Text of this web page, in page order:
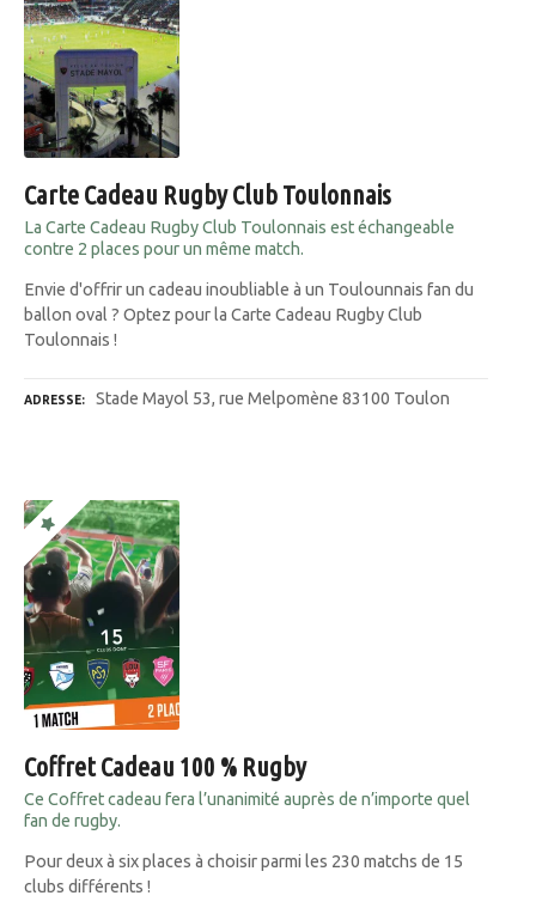
Carte Cadeau Rugby Club Toulonnais
La Carte Cadeau Rugby Club Toulonnais est échangeable
contre 2 places pour un même match.
Envie d'offrir un cadeau inoubliable à un Toulounnais fan du
ballon oval ? Optez pour la Carte Cadeau Rugby Club
Toulonnais !
ADRESSE Stade Mayol 53, rue Melpomène 83100 Toulon
Coffret Cadeau 100 % Rugby
Ce Coffret cadeau fera l’unanimité auprès de n’importe quel
fan de rugby.
Pour deux à six places à choisir parmi les 230 matchs de 15
clubs différents !